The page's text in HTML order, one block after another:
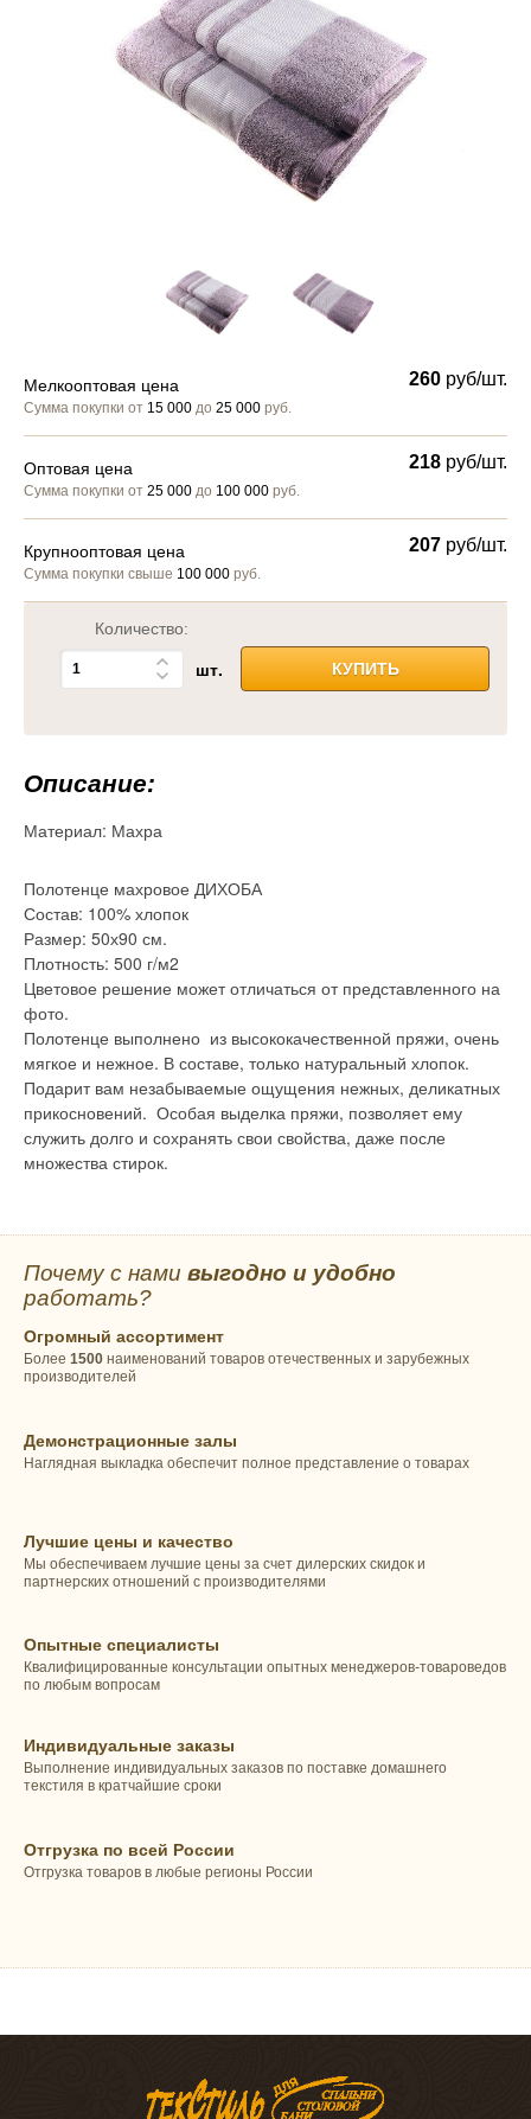
Мелкооптовая цена
Сумма покупки от 15 000 до 25 000 руб.
260 руб/шт.
Оптовая цена
Сумма покупки от 25 000 до 100 000 руб.
218 руб/шт.
Крупнооптовая цена
Сумма покупки свыше 100 000 руб.
207 руб/шт.
Количество:
шт. КУПИТЬ
Описание:
Материал: Махра
Полотенце махровое ДИХОБА
Состав: 100% хлопок
Размер: 50х90 см.
Плотность: 500 г/м2
Цветовое решение может отличаться от представленного на
фото.
Полотенце выполнено из высококачественной пряжи, очень
мягкое и нежное. В составе, только натуральный хлопок.
Подарит вам незабываемые ощущения нежных, деликатных
прикосновений. Особая выделка пряжи, позволяет ему
служить долго и сохранять свои свойства, даже после
множества стирок.
Почему с нами выгодно и удобно
работать?
Огромный ассортимент
Более 1500 наименований товаров отечественных и зарубежных
производителей
Демонстрационные залы
Наглядная выкладка обеспечит полное представление о товарах
Лучшие цены и качество
Мы обеспечиваем лучшие цены за счет дилерских скидок и
партнерских отношений с производителями
Опытные специалисты
Квалифицированные консультации опытных менеджеров-товароведов
по любым вопросам
Индивидуальные заказы
Выполнение индивидуальных заказов по поставке домашнего
текстиля в кратчайшие сроки
Отгрузка по всей России
Отгрузка товаров в любые регионы России